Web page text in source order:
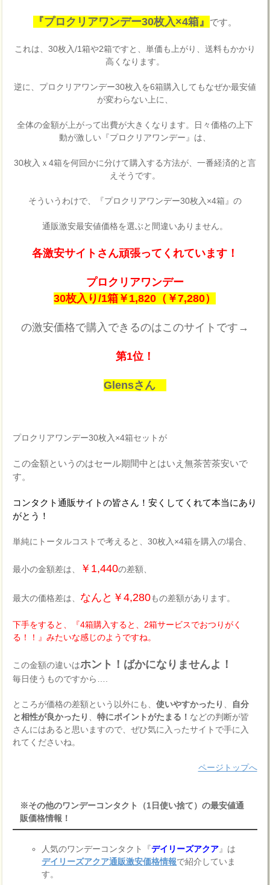
『プロクリアワンデー30枚入×4箱』 です。
これは、30枚入/1箱や2箱ですと、単価も上がり、送料もかかり
高くなります。
逆に、プロクリアワンデー30枚入を6箱購入してもなぜか最安値
が変わらない上に、
全体の金額が上がって出費が大きくなります。日々価格の上下
動が激しい『プロクリアワンデー』は、
30枚入ｘ4箱を何回かに分けて購入する方法が、一番経済的と言
えそうです。
そういうわけで、『プロクリアワンデー30枚入×4箱』の
通販激安最安値価格を選ぶと間違いありません。
各激安サイトさん頑張ってくれています！
プロクリアワンデー
30枚入り/1箱￥1,820（￥7,280）
の激安価格で購入できるのはこのサイトです→
第1位！
Glensさん
プロクリアワンデー30枚入×4箱セットが
この金額というのはセール期間中とはいえ無茶苦茶安いで
す。
コンタクト通販サイトの皆さん！安くしてくれて本当にあり
がとう！
単純にトータルコストで考えると、30枚入×4箱を購入の場合、
最小の金額差は、 ￥1,440の差額、
最大の価格差は、 なんと￥4,280もの差額があります。
下手をすると、『4箱購入すると、2箱サービスでおつりがく
る！！』みたいな感じのようですね。
この金額の違いはホント！ばかになりませんよ！
毎日使うものですから….
ところが価格の差額という以外にも、使いやすかったり
自分
と相性が良かったり
、特にポイントがたまる！ などの判断が皆
さんにはあると思いますので、ぜひ気に入ったサイトで手に入
れてくださいね。
ページトップへ
※その他のワンデーコンタクト（1日使い捨て）の最安値通
販価格情報！
人気のワンデーコンタクト『デイリーズアクア』は
デイリーズアクア通販激安価格情報で紹介していま
す。